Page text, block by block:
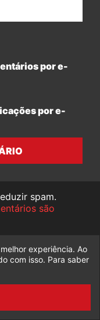
por e-
por e-
spam.
são
experiência. Ao
com isso. Para saber